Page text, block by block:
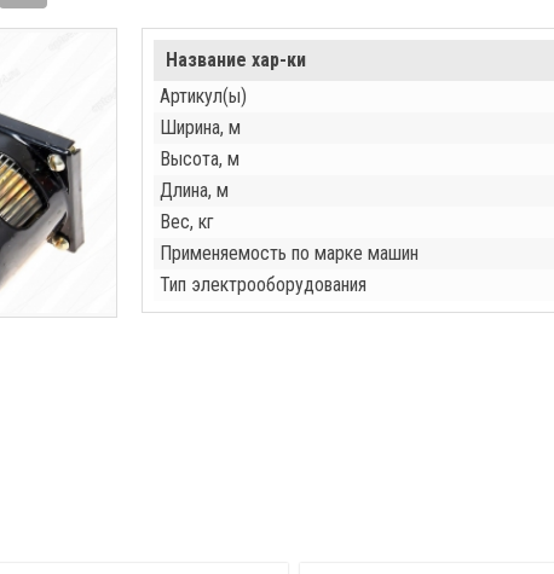
Название хар-ки
Артикул(ы)
Ширина, м
Высота, м
Длина, м
Вес, кг
Применяемость по марке машин
Тип электрооборудования